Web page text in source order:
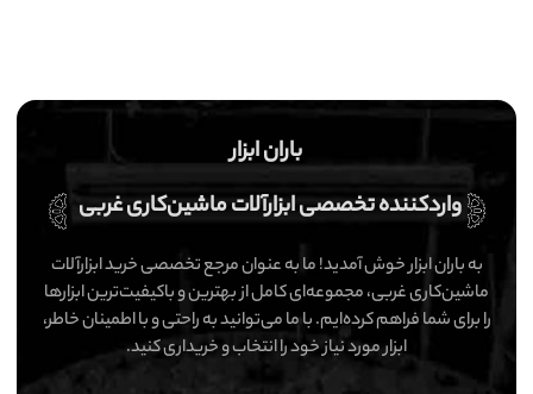
باران ابزار
واردکننده تخصصی ابزارآلات ماشین‌کاری غربی
به باران ابزار خوش آمدید! ما به عنوان مرجع تخصصی خرید ابزارآلات
ماشین‌کاری غربی، مجموعه‌ای کامل از بهترین و باکیفیت‌ترین ابزارها
را برای شما فراهم کرده‌ایم. با ما می‌توانید به راحتی و با اطمینان خاطر،
ابزار مورد نیاز خود را انتخاب و خریداری کنید.